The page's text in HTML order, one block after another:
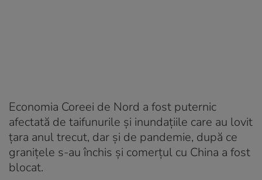
Economia Coreei de Nord a fost puternic
afectată de taifunurile și inundațiile care au lovit
țara anul trecut, dar și de pandemie, după ce
granițele s-au închis și comerțul cu China a fost
blocat.